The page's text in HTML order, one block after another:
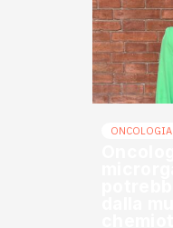
ONCOLOGIA